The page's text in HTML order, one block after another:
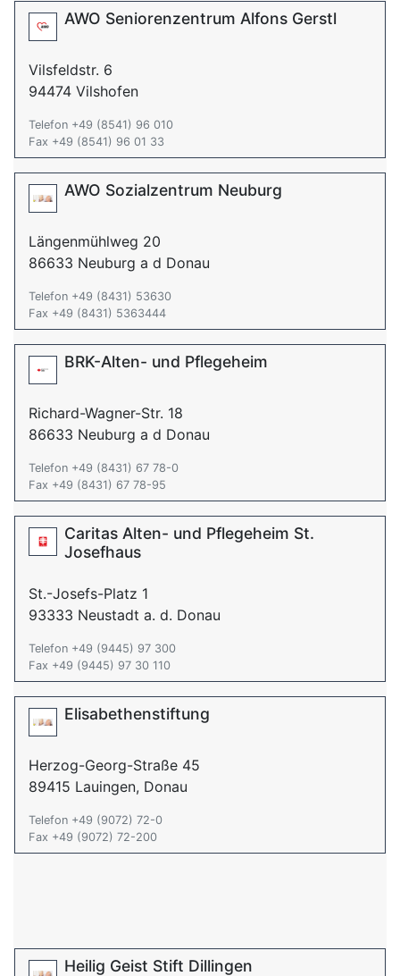
AWO Seniorenzentrum Alfons Gerstl
Vilsfeldstr. 6
94474 Vilshofen
Telefon +49 (8541) 96 010
Fax +49 (8541) 96 01 33
AWO Sozialzentrum Neuburg
Längenmühlweg 20
86633 Neuburg a d Donau
Telefon +49 (8431) 53630
Fax +49 (8431) 5363444
BRK-Alten- und Pflegeheim
Richard-Wagner-Str. 18
86633 Neuburg a d Donau
Telefon +49 (8431) 67 78-0
Fax +49 (8431) 67 78-95
Caritas Alten- und Pflegeheim St.
Josefhaus
St.-Josefs-Platz 1
93333 Neustadt a. d. Donau
Telefon +49 (9445) 97 300
Fax +49 (9445) 97 30 110
Elisabethenstiftung
Herzog-Georg-Straße 45
89415 Lauingen, Donau
Telefon +49 (9072) 72-0
Fax +49 (9072) 72-200
Heilig Geist Stift Dillingen